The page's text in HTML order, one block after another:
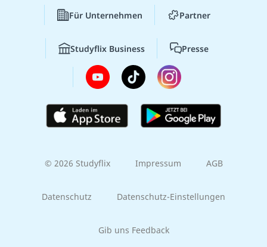
Für Unternehmen Partner
Studyflix Business Presse
© 2026 Studyflix Impressum AGB
Datenschutz Datenschutz-Einstellungen
Gib uns Feedback